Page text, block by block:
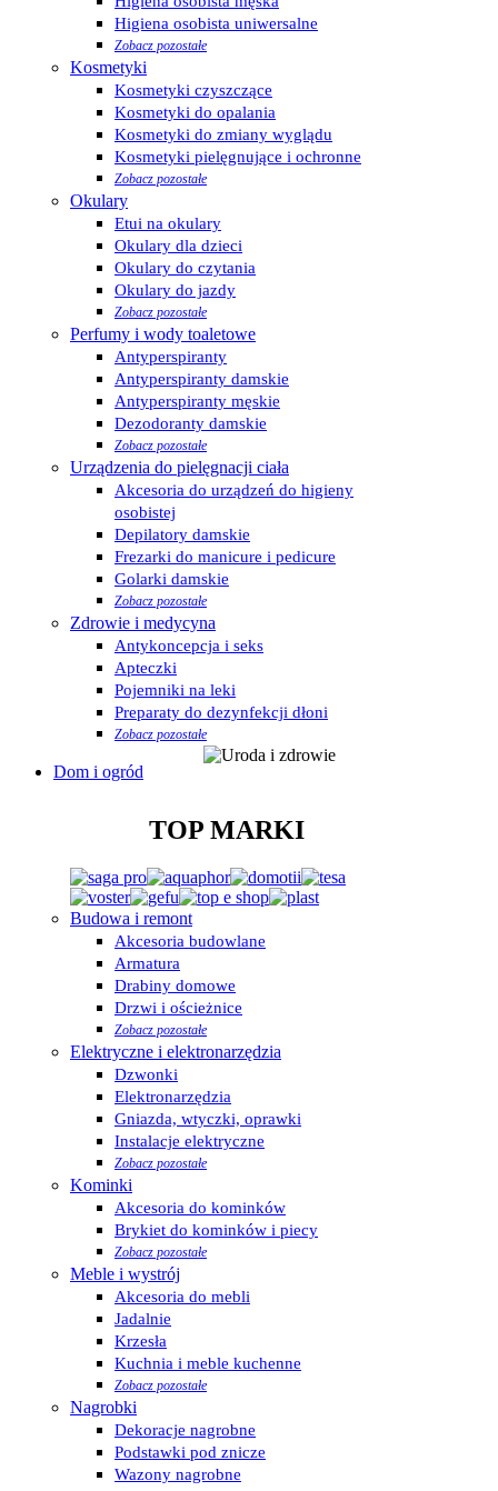
Higiena osobista uniwersalne
Zobacz pozostałe
Kosmetyki
Kosmetyki czyszczące
Kosmetyki do opalania
Kosmetyki do zmiany wyglądu
Kosmetyki pielęgnujące i ochronne
Zobacz pozostałe
Okulary
Etui na okulary
Okulary dla dzieci
Okulary do czytania
Okulary do jazdy
Zobacz pozostałe
Perfumy i wody toaletowe
Antyperspiranty
Antyperspiranty damskie
Antyperspiranty męskie
Dezodoranty damskie
Zobacz pozostałe
Urządzenia do pielęgnacji ciała
Akcesoria do urządzeń do higieny
osobistej
Depilatory damskie
Frezarki do manicure i pedicure
Golarki damskie
Zobacz pozostałe
Zdrowie i medycyna
Antykoncepcja i seks
Apteczki
Pojemniki na leki
Preparaty do dezynfekcji dłoni
Zobacz pozostałe
Dom i ogród
TOP MARKI
Budowa i remont
Akcesoria budowlane
Armatura
Drabiny domowe
Drzwi i ościeżnice
Zobacz pozostałe
Elektryczne i elektronarzędzia
Dzwonki
Elektronarzędzia
Gniazda, wtyczki, oprawki
Instalacje elektryczne
Zobacz pozostałe
Kominki
Akcesoria do kominków
Brykiet do kominków i piecy
Zobacz pozostałe
Meble i wystrój
Akcesoria do mebli
Jadalnie
Krzesła
Kuchnia i meble kuchenne
Zobacz pozostałe
Nagrobki
Dekoracje nagrobne
Podstawki pod znicze
Wazony nagrobne